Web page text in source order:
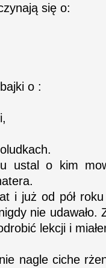
się o:
o :
ustal o kim
i już od pół
nie udawało.
lekcji i
nagle ciche